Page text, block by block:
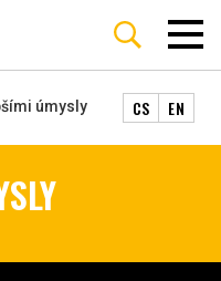
úmysly CS EN